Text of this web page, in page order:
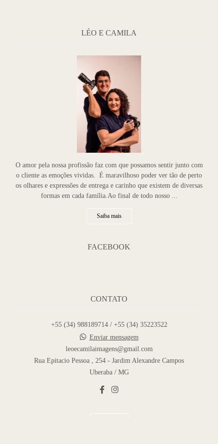
LÉO E CAMILA
O amor pela nossa profissão faz com que possamos sentir junto com
o cliente as emoções vividas. É maravilhoso poder ver tão de perto
os olhares e expressões de entrega e carinho que existem de diversas
formas em cada família.Ao final de todo nosso ...
Saiba mais
FACEBOOK
CONTATO
+55 (34) 988189714 / +55 (34) 35223522
Enviar mensagem
leoecamilaimagens@gmail.com
Rua Epitacio Pessoa , 254 - Jardim Alexandre Campos
Uberaba / MG